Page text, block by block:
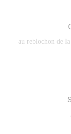
au reblochon de